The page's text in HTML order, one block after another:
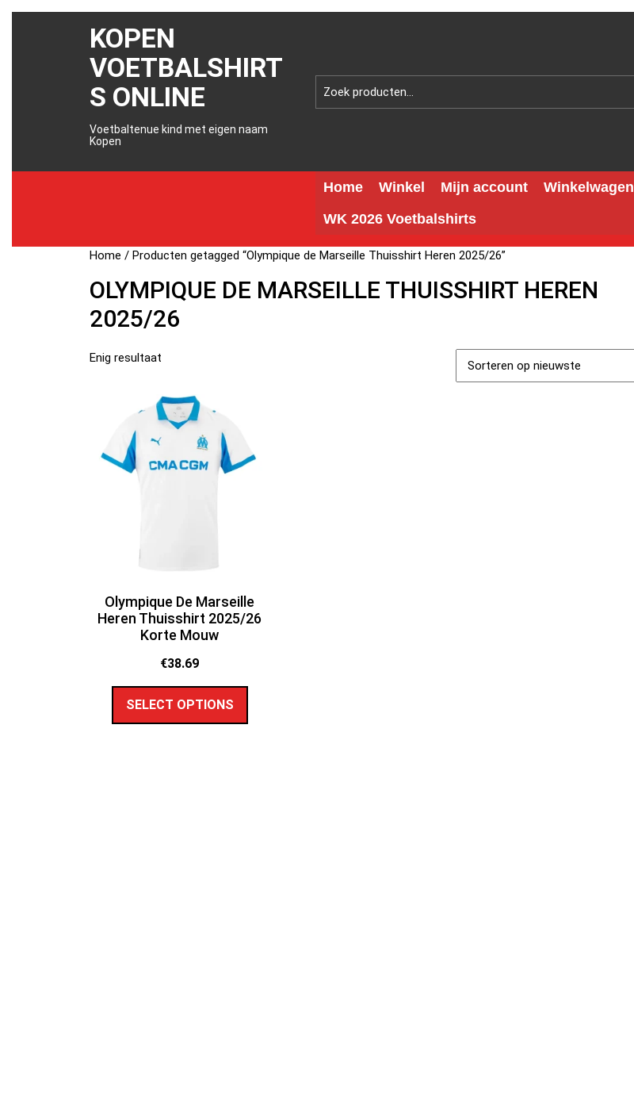
KOPEN
VOETBALSHIRT
S ONLINE
Voetbaltenue kind met eigen naam
Kopen
Home Winkel Mijn account Winkelwagen
WK 2026 Voetbalshirts
Home / Producten getagged “Olympique de Marseille Thuisshirt Heren 2025/26”
OLYMPIQUE DE MARSEILLE THUISSHIRT HEREN
2025/26
Enig resultaat
Olympique De Marseille
Heren Thuisshirt 2025/26
Korte Mouw
€38.69
SELECT OPTIONS